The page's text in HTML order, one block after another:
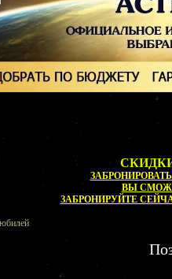
ВЫ
ЗАБРОНИРУЙТЕ